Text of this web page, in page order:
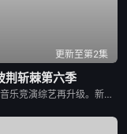
更新至第2集
荆斩棘第六季
全景沉浸式音乐竞演综艺再升级。新一季在延续经典的同时，将有全新的30位破局者，集结于此，他们来自不同疆域:荧幕传奇x舞台王者x跨界先锋x国际面孔……一场关于“男性力量”的重新定义，打破传统男性叙事框架，构建这个时代最丰富的男性样本图鉴。 &nbsp; &nbsp; &nbsp; &nbsp; &nbsp; &nbsp; &nbsp; &nbsp; &nbsp; &nbsp; &nbsp; &nbsp; &nbsp; &nbsp; &nbsp; &nbsp; &nbsp; &nbsp; &nbsp; &nbsp; &nbsp; &nbsp; &nbsp; &nbsp; &nbsp; &nbsp; &nbsp; &nbsp; &nbsp; &nbsp; &nbsp; &nbsp; &nbsp; &nbsp; &nbsp; 2025年10月28日，该节目入选2025芒果秋季招商大会2026综艺片单。